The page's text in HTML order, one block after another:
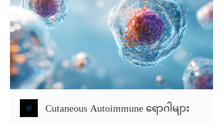
Cutaneous Autoimmune ရောဂါများ